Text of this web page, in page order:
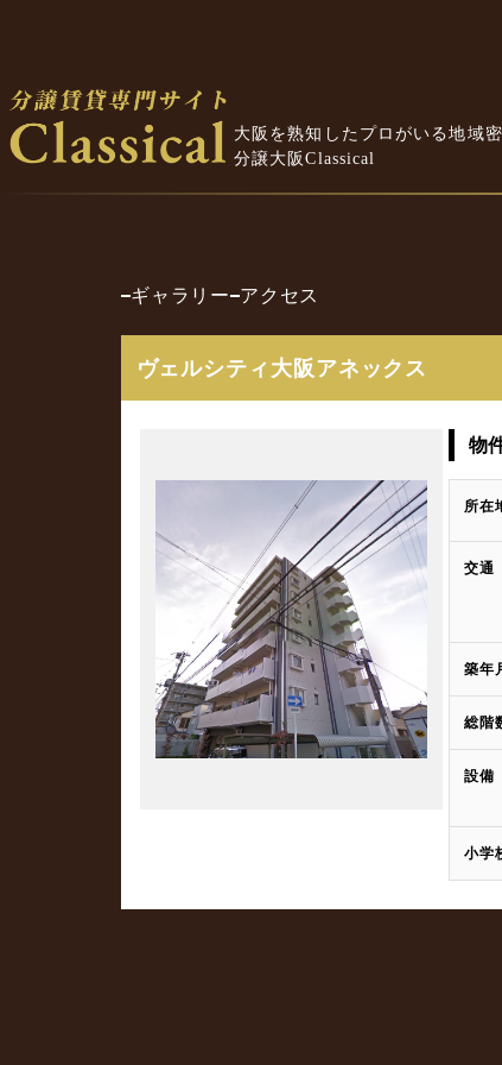
大阪を熟知したプロがいる地域
分譲大阪Classical
ギャラリー アクセス
ヴェルシティ大阪アネックス
物
所在
交通
築年
総階
設備
小学